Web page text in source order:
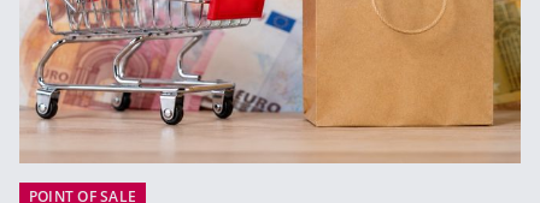
POINT OF SALE